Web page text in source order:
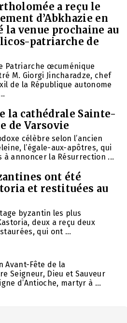
a reçu le
d’Abkhazie en
la venue prochaine au
patriarche de
Patriarche œcuménique
M. Giorgi Jincharadze, chef
de la République autonome
la cathédrale Sainte-
de Varsovie
célèbre selon l’ancien
l’égale-aux-apôtres, qui
à annoncer la Résurrection ...
ont été
et restituées au
byzantin les plus
deux a reçu deux
qui ont ...
Avant-Fête de la
Seigneur, Dieu et Sauveur
d’Antioche, martyr à ...